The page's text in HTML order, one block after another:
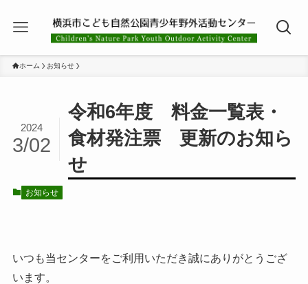
ホーム お知らせ
令和6年度 料金一覧表・
食材発注票 更新のお知ら
せ
2024
3/02
お知らせ
いつも当センターをご利用いただき誠にありがとうござ
います。